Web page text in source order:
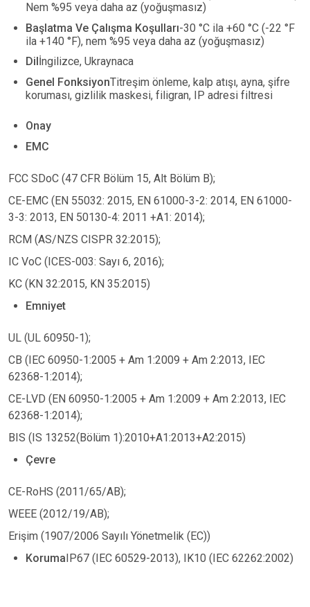
Nem %95 veya daha az (yoğuşmasız)
Başlatma Ve Çalışma Koşulları-30 °C ila +60 °C (-22 °F
ila +140 °F), nem %95 veya daha az (yoğuşmasız)
Dil İngilizce, Ukraynaca
Genel FonksiyonTitreşim önleme, kalp atışı, ayna, şifre
koruması, gizlilik maskesi, filigran, IP adresi filtresi
Onay
EMC
FCC SDoC (47 CFR Bölüm 15, Alt Bölüm B);
CE-EMC (EN 55032: 2015, EN 61000-3-2: 2014, EN 61000-
3-3: 2013, EN 50130-4: 2011 +A1: 2014);
RCM (AS/NZS CISPR 32:2015);
IC VoC (ICES-003: Sayı 6, 2016);
KC (KN 32:2015, KN 35:2015)
Emniyet
UL (UL 60950-1);
CB (IEC 60950-1:2005 + Am 1:2009 + Am 2:2013, IEC
62368-1:2014);
CE-LVD (EN 60950-1:2005 + Am 1:2009 + Am 2:2013, IEC
62368-1:2014);
BIS (IS 13252(Bölüm 1):2010+A1:2013+A2:2015)
Çevre
CE-RoHS (2011/65/AB);
WEEE (2012/19/AB);
Erişim (1907/2006 Sayılı Yönetmelik (EC))
KorumaIP67 (IEC 60529-2013), IK10 (IEC 62262:2002)